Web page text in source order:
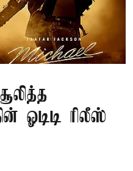
ஓடிடி ரிலீஸ்